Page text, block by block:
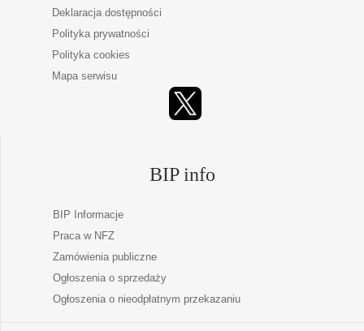
Deklaracja dostępności
Polityka prywatności
Polityka cookies
Mapa serwisu
BIP info
BIP Informacje
Praca w NFZ
Zamówienia publiczne
Ogłoszenia o sprzedaży
Ogłoszenia o nieodpłatnym przekazaniu